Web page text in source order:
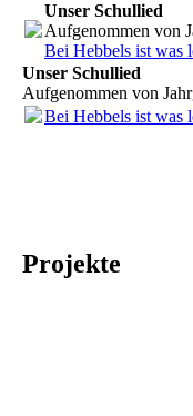
Unser Schullied
Aufgenommen von
Bei Hebbels ist was
Unser Schullied
Aufgenommen von
Bei Hebbels ist was
Projekte